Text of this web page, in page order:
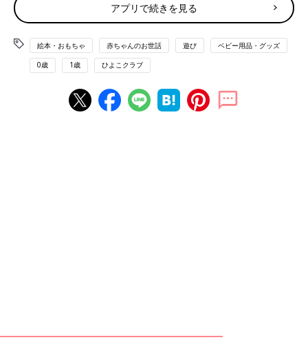
首すわり前の赤ちゃんにもできる全身運動です。姿勢を保つ力に
つながりますよ。ママが両脚を広げて床に座り、間にバスタオル
を敷いてその上に赤ちゃんをあお向けに乗せます。「おいで～」
とやさしく声をかけながらゆっくりバスタオルを寄せましょう。
アプリで続きを見る
絵本・おもちゃ 赤ちゃんのお世話 遊び ベビー用品・グッズ
0歳 1歳 ひよこクラブ